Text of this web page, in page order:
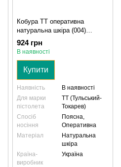
Кобура ТТ оперативна
натуральна шкіра (004)
плечове носіння під пахвою
924 грн
В наявності
Купити
Наявність
В наявності
Для марки
пістолета
ТТ (Тульський-
Токарев)
Спосіб
носіння
Поясна,
Оперативна
Матеріал
Натуральна
шкіра
Країна-
виробник
Україна